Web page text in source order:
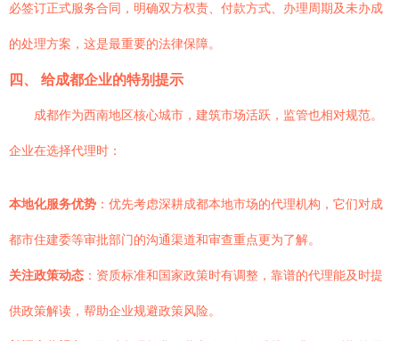
必签订正式服务合同，明确双方权责、付款方式、办理周期及未办成
的处理方案，这是最重要的法律保障。
四、 给成都企业的特别提示
成都作为西南地区核心城市，建筑市场活跃，监管也相对规范。
企业在选择代理时：
本地化服务优势 ：优先考虑深耕成都本地市场的代理机构，它们对成
都市住建委等审批部门的沟通渠道和审查重点更为了解。
关注政策动态 ：资质标准和国家政策时有调整，靠谱的代理能及时提
供政策解读，帮助企业规避政策风险。